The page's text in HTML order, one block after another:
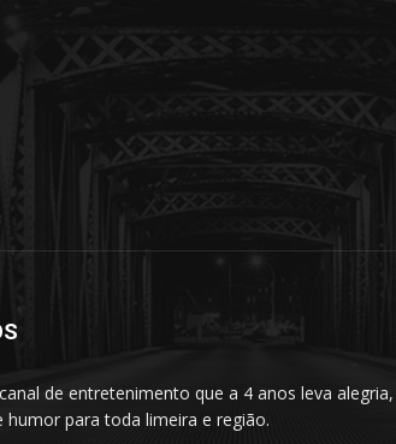
de entretenimento que a 4 anos leva alegria,
humor para toda limeira e região.